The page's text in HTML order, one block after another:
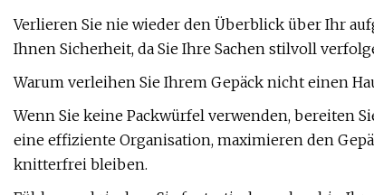
Verlieren Sie nie wieder den Überblick über Ihr
Ihnen Sicherheit, da Sie Ihre Sachen stilvoll
Warum verleihen Sie Ihrem Gepäck nicht einen
Wenn Sie keine Packwürfel verwenden, bereiten
eine effiziente Organisation, maximieren den
knitterfrei bleiben.